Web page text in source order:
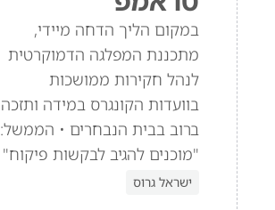
במקום הליך הדחה מיידי,
מתכננת המפלגה הדמוקרטית
לנהל חקירות ממושכות
בוועדות הקונגרס במידה ותזכה
ברוב בבית הנבחרים • הממשל:
"מוכנים להגיב לבקשות פיקוח"
ישראל גרוס